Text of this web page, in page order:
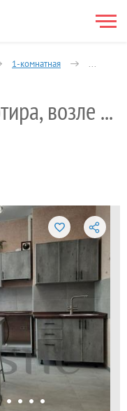
1-комнатная 1-но
но комнатная квартира, возле метро